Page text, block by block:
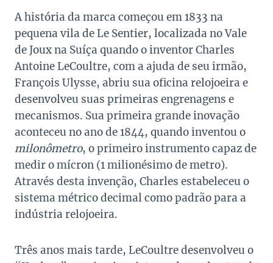
A história da marca começou em 1833 na
pequena vila de Le Sentier, localizada no Vale
de Joux na Suíça quando o inventor Charles
Antoine LeCoultre, com a ajuda de seu irmão,
François Ulysse, abriu sua oficina relojoeira e
desenvolveu suas primeiras engrenagens e
mecanismos. Sua primeira grande inovação
aconteceu no ano de 1844, quando inventou o
milonômetro, o primeiro instrumento capaz de
medir o mícron (1 milionésimo de metro).
Através desta invenção, Charles estabeleceu o
sistema métrico decimal como padrão para a
indústria relojoeira.
Três anos mais tarde, LeCoultre desenvolveu o